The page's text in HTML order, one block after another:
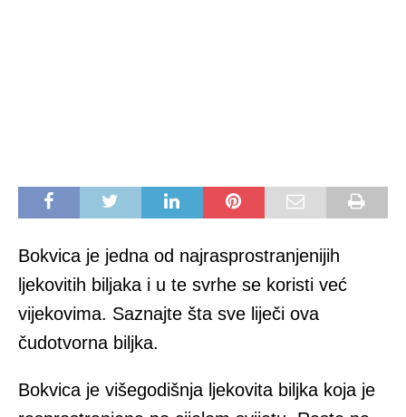
Bokvica je jedna od najrasprostranjenijih
ljekovitih biljaka i u te svrhe se koristi već
vijekovima. Saznajte šta sve liječi ova
čudotvorna biljka.
Bokvica je višegodišnja ljekovita biljka koja je